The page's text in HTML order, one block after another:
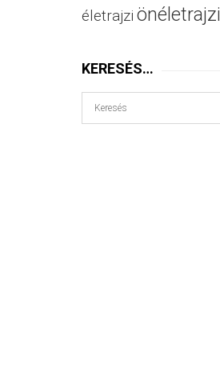
életrajzi önéletrajzi
KERESÉS…